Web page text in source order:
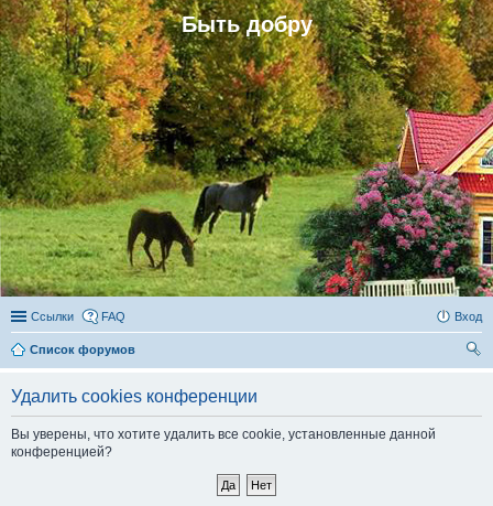
Быть добру
Ссылки FAQ Вход
Список форумов
Удалить cookies конференции
Вы уверены, что хотите удалить все cookie, установленные данной
конференцией?